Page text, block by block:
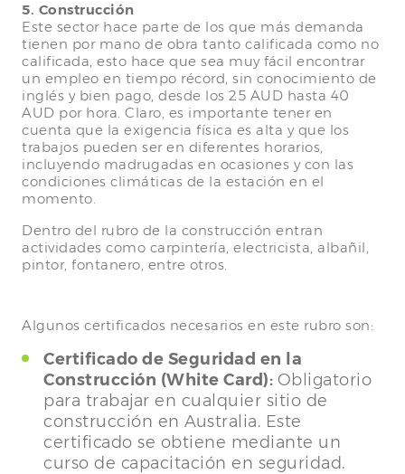
5. Construcción
Este sector hace parte de los que más demanda
tienen por mano de obra tanto calificada como no
calificada, esto hace que sea muy fácil encontrar
un empleo en tiempo récord, sin conocimiento de
inglés y bien pago, desde los 25 AUD hasta 40
AUD por hora. Claro, es importante tener en
cuenta que la exigencia física es alta y que los
trabajos pueden ser en diferentes horarios,
incluyendo madrugadas en ocasiones y con las
condiciones climáticas de la estación en el
momento.
Dentro del rubro de la construcción entran
actividades como carpintería, electricista, albañil,
pintor, fontanero, entre otros.
Algunos certificados necesarios en este rubro son:
Certificado de Seguridad en la
Construcción (White Card): Obligatorio
para trabajar en cualquier sitio de
construcción en Australia. Este
certificado se obtiene mediante un
curso de capacitación en seguridad.